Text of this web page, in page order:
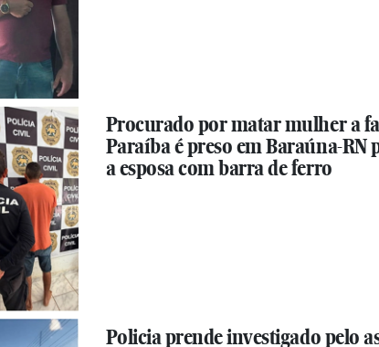
Procurado por matar mulher a
Paraíba é preso em Baraúna-RN
a esposa com barra de ferro
Policia prende investigado pelo